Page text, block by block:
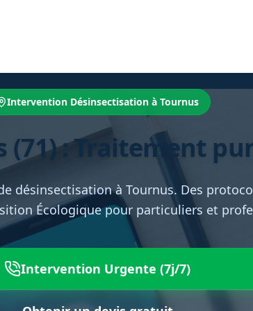
Intervention Désinsectisation à Tournus
: Traitement
désinsectisation à Tournus. Des
Écologique pour particuliers et
Intervention Urgente (7j/7)